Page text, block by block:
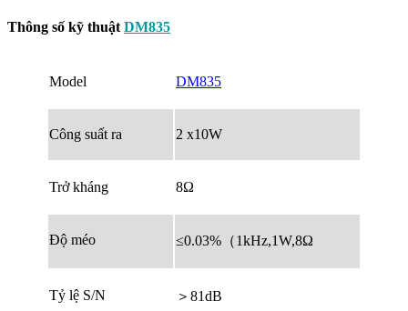
Thông số kỹ thuật DM835
Model DM835
Công suất ra 2 x10W
Trở kháng 8Ω
Độ méo ≤0.03%（1kHz,1W,8Ω
Tỷ lệ S/N ＞81dB